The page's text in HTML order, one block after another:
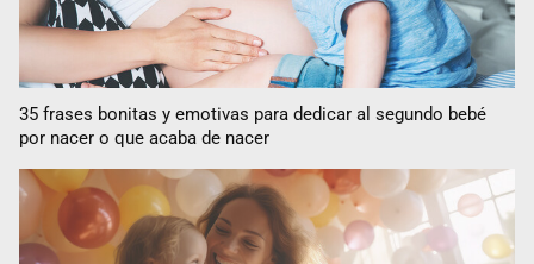
35 frases bonitas y emotivas para dedicar al segundo bebé
por nacer o que acaba de nacer